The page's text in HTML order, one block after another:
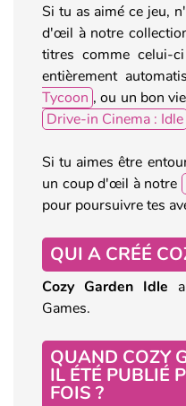
Si tu as aimé ce jeu,
d'œil à notre
titres comme celui-
entièrement
Tycoon , ou un bon
Drive-in Cinema : Idle
Si tu aimes être
un coup d'œil à notre
pour poursuivre tes
QUI A CRÉÉ
Cozy Garden Idle
Games.
QUAND COZY
IL ÉTÉ PUBLIÉ
FOIS ?